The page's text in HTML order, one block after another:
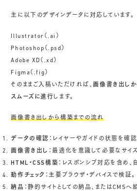
主に以下のデザインデータに対応しています。
Illustrator（.ai）
Photoshop（.psd）
Adobe XD（.xd）
Figma（.fig）
そのままご入稿いただければ、 画像書き出し
スムーズに進行します。
画像書き出しから構築までの流れ
データの確認 ：レイヤーやガイドの状態を確
画像書き出し ：最適化を意識して必要なサイ
HTML・CSS構築 ：レスポンシブ対応を含め、
動作チェック ：主要ブラウザ・デバイスで検証。
納品 ：静的サイトとしての納品、またはCMSへ